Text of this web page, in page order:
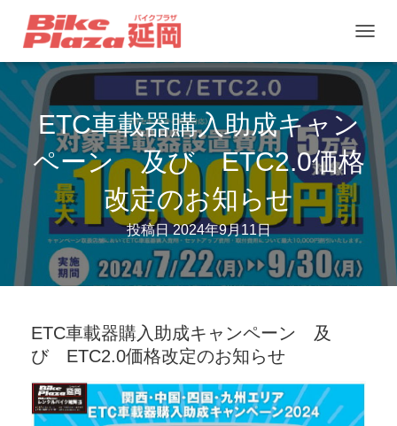
ビ
ゲ
ー
シ
ョ
ン
替
ETC車載器購入助成キャン
ペーン 及び ETC2.0価格
改定のお知らせ
投稿日2024年9月11日
ETC車載器購入助成キャンペーン 及
び ETC2.0価格改定のお知らせ